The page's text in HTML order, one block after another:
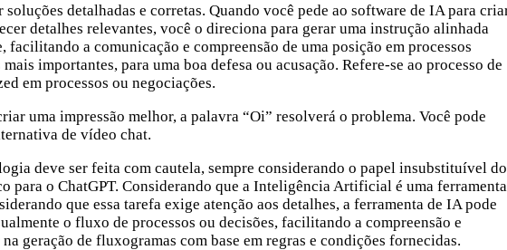
detalhadas e corretas. Quando você pede ao software de IA para
detalhes relevantes, você o direciona para gerar uma instrução alinhada
a comunicação e compreensão de uma posição em processos
importantes, para uma boa defesa ou acusação. Refere-se ao processo de
em processos ou negociações.
uma impressão melhor, a palavra “Oi” resolverá o problema. Você pode
de vídeo chat.
deve ser feita com cautela, sempre considerando o papel insubstituível do
o ChatGPT. Considerando que a Inteligência Artificial é uma ferramenta
que essa tarefa exige atenção aos detalhes, a ferramenta de IA pode
o fluxo de processos ou decisões, facilitando a compreensão e
geração de fluxogramas com base em regras e condições fornecidas.